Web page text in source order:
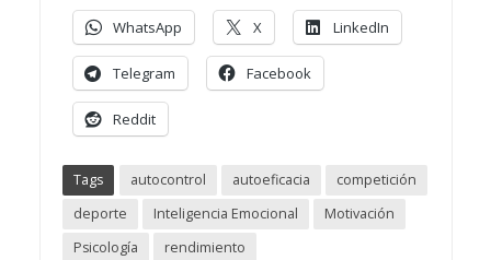
WhatsApp X LinkedIn
Telegram Facebook
Reddit
Tags autocontrol autoeficacia
competición
deporte
Inteligencia Emocional
Motivación
Psicología
rendimiento